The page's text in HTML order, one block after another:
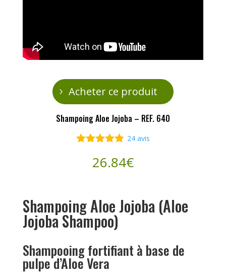
Acheter ce produit
Shampoing Aloe Jojoba – REF. 640
sur 5
basé sur
24 avis
26.84€
Shampoing Aloe Jojoba (Aloe
Jojoba Shampoo)
Shampooing fortifiant à base de
pulpe d’Aloe Vera